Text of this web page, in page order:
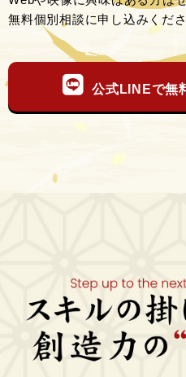
無料個別相談に申し込みくださ
公式LINEで無